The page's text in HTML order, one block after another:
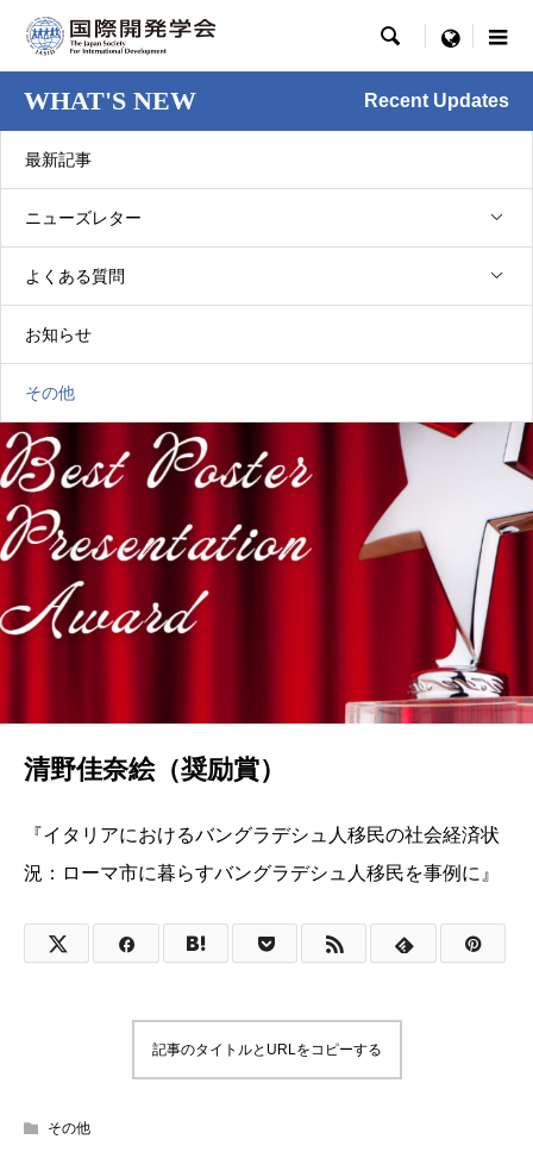
 menu
WHAT'S NEW Recent Updates
最新記事
ニューズレター
よくある質問
お知らせ
その他
その他
優秀ポスター発表賞（2015年春季大会）
清野佳奈絵（奨励賞）
『イタリアにおけるバングラデシュ人移民の社会経済状
況：ローマ市に暮らすバングラデシュ人移民を事例に』
記事のタイトルとURLをコピーする
その他